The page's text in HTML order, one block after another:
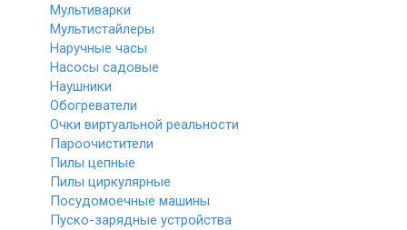
Мультиварки
Мультистайлеры
Наручные часы
Насосы садовые
Наушники
Обогреватели
Очки виртуальной реальности
Пароочистители
Пилы цепные
Пилы циркулярные
Посудомоечные машины
Пуско-зарядные устройства